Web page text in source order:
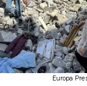
Europa